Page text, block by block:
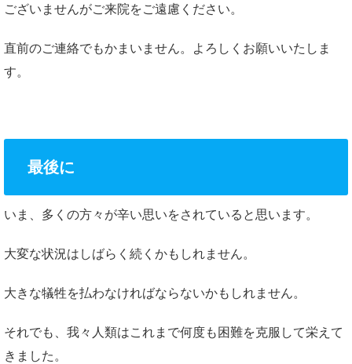
ございませんがご来院をご遠慮ください。
直前のご連絡でもかまいません。よろしくお願いいたしま
す。
最後に
いま、多くの方々が辛い思いをされていると思います。
大変な状況はしばらく続くかもしれません。
大きな犠牲を払わなければならないかもしれません。
それでも、我々人類はこれまで何度も困難を克服して栄えて
きました。